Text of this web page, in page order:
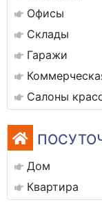
Офисы
Склады
Гаражи
Салоны
Дом
Квартира